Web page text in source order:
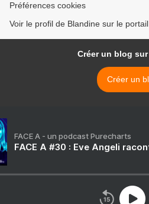
Préférences cookies
Voir le profil de Blandine sur le
Créer un blog
Créer un
FACE A - un podcast Purecharts
FACE A #30 : Eve Angeli